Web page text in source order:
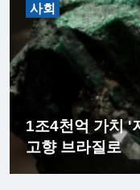
사회
1조4천억 가치 '
고향 브라질로